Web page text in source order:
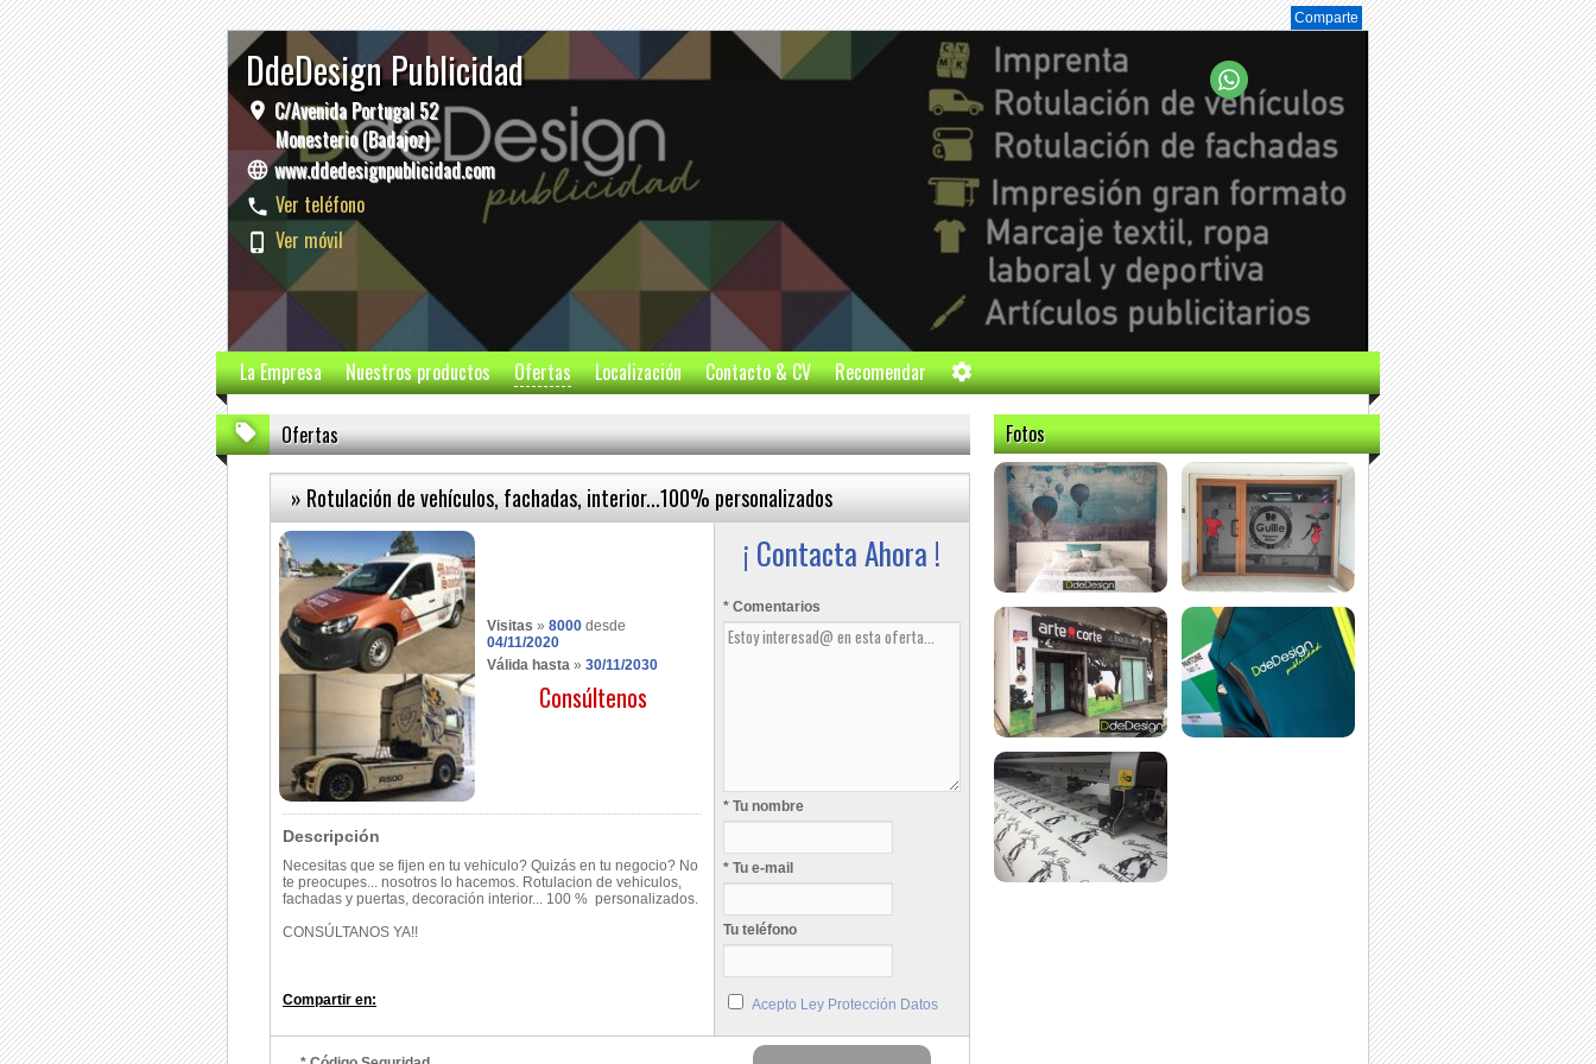
Comparte
DdeDesign Publicidad
C/Avenida Portugal 52
Monesterio (Badajoz)
www.ddedesignpublicidad.com
Ver teléfono
Ver móvil
La Empresa Nuestros productos Ofertas Localización Contacto & CV Recomendar
Ofertas
» Rotulación de vehículos, fachadas, interior...100% personalizados
Visitas » 8000 desde
04/11/2020
Válida hasta » 30/11/2030
Consúltenos
Descripción
Necesitas que se fijen en tu vehiculo? Quizás en tu negocio? No
te preocupes... nosotros lo hacemos. Rotulacion de vehiculos,
fachadas y puertas, decoración interior... 100 % personalizados.
CONSÚLTANOS YA!!
Compartir en:
¡ Contacta Ahora !
* Comentarios
* Tu nombre
* Tu e-mail
Tu teléfono
Acepto Ley Protección Datos
Fotos